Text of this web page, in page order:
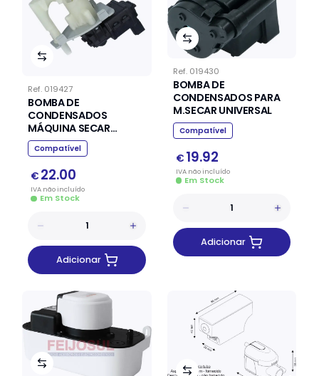
Ref. 019427
BOMBA DE
CONDENSADOS
MÁQUINA SECAR
ARISTON INDESIT
Compatível
€ 22.00
IVA nãoincluído
Em Stock
Adicionar
Ref. 019430
BOMBA DE
CONDENSADOS PARA
M.SECAR UNIVERSAL
Compatível
€ 19.92
IVA nãoincluído
Em Stock
Adicionar